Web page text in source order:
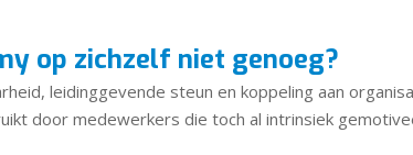
op zichzelf niet genoeg?
leidinggevende steun en koppeling aan
door medewerkers die toch al intrinsiek